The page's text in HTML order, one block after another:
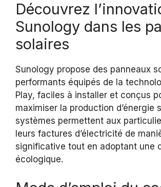
Découvrez
Sunology dans les
solaires
Sunology propose des panneaux
performants équipés de la
Play, faciles à installer et conçus
maximiser la production d’énergie
systèmes permettent aux
leurs factures d’électricité de
significative tout en adoptant une
écologique.